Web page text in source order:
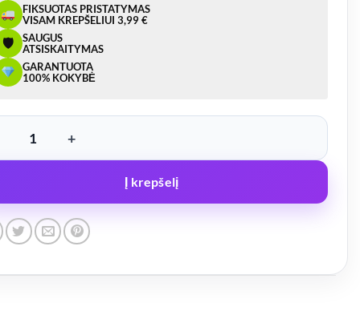
FIKSUOTAS PRISTATYMAS
VISAM KREPŠELIUI 3,99 €
🛡
SAUGUS
ATSISKAITYMAS
GARANTUOTA
100% KOKYBĖ
kiekis: LED žibintas, geltonas, 3 led – W61
Į krepšelį